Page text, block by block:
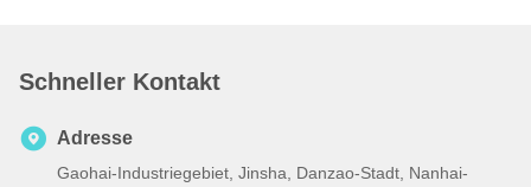
Schneller Kontakt
Adresse
Gaohai-Industriegebiet, Jinsha, Danzao-Stadt, Nanhai-